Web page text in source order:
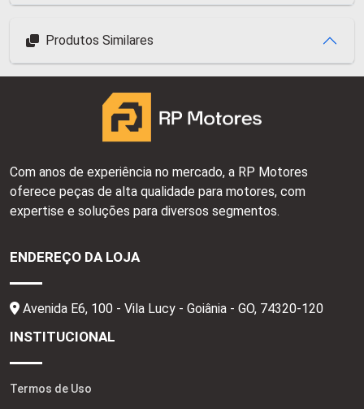
Produtos Similares
Com anos de experiência no mercado, a RP Motores
oferece peças de alta qualidade para motores, com
expertise e soluções para diversos segmentos.
ENDEREÇO DA LOJA
Avenida E6, 100 - Vila Lucy - Goiânia - GO, 74320-120
INSTITUCIONAL
Termos de Uso